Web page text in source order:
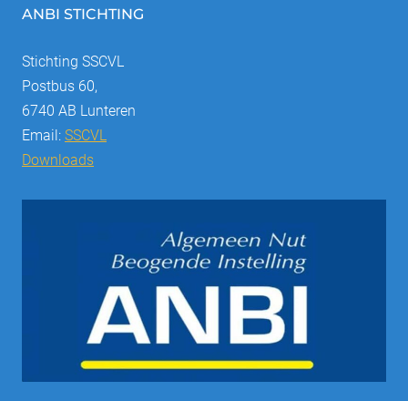
ANBI STICHTING
Stichting SSCVL
Postbus 60,
6740 AB Lunteren
Email: SSCVL
Downloads